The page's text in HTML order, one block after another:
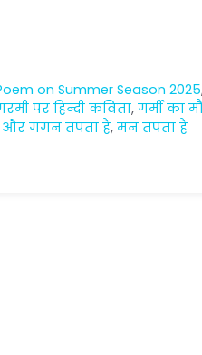
on Summer Season 2025
पर हिन्दी कविता, गर्मी का
और गगन तपता है, मन तपता है